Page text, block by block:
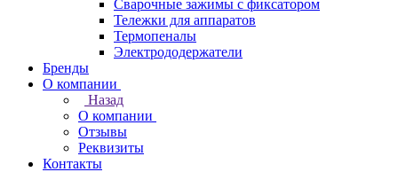
Сварочные зажимы с фиксатором
Тележки для аппаратов
Термопеналы
Электрододержатели
Бренды
О компании
Назад
О компании
Отзывы
Реквизиты
Контакты